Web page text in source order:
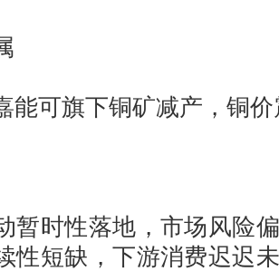
可旗下铜矿减产，铜价
时性落地，市场风险偏
性短缺，下游消费迟迟